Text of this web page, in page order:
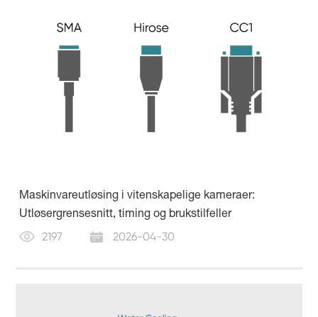
Maskinvareutløsing i vitenskapelige kameraer:
Utløsergrensesnitt, timing og brukstilfeller
2197 2026-04-30